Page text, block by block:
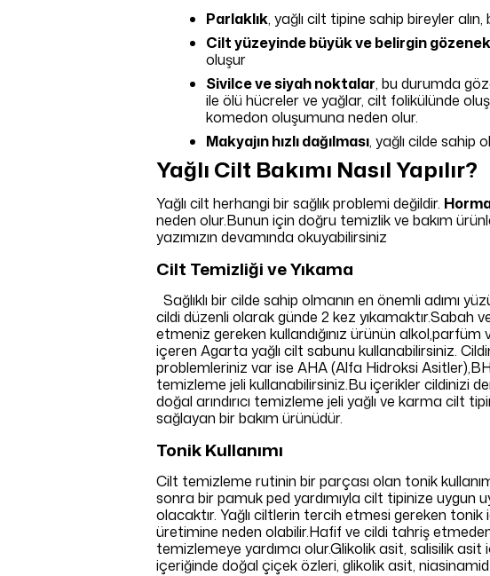
Parlaklık, yağlı cilt tipine sahip bireyler
Cilt yüzeyinde büyük ve belirgin
oluşur
Sivilce ve siyah noktalar, bu durumda
ile ölü hücreler ve yağlar, cilt folikülünde
komedon oluşumuna neden olur.
Makyajın hızlı dağılması, yağlı cilde sahip
Yağlı Cilt Bakımı Nasıl Yapılır?
Yağlı cilt herhangi bir sağlık problemi değildir.
neden olur.Bunun için doğru temizlik ve bakım
yazımızın devamında okuyabilirsiniz
Cilt Temizliği ve Yıkama
Sağlıklı bir cilde sahip olmanın en önemli adımı
cildi düzenli olarak günde 2 kez yıkamaktır.Sabah
etmeniz gereken kullandığınız ürünün
içeren Agarta yağlı cilt sabunu kullanabilirsiniz.
problemleriniz var ise AHA (Alfa Hidroksi
temizleme jeli kullanabilirsiniz.Bu içerikler cildinizi
doğal arındırıcı temizleme jeli yağlı ve karma cilt
sağlayan bir bakım ürünüdür.
Tonik Kullanımı
Cilt temizleme rutinin bir parçası olan tonik
sonra bir pamuk ped yardımıyla cilt tipinize uygun
olacaktır. Yağlı ciltlerin tercih etmesi gereken
üretimine neden olabilir.Hafif ve cildi tahriş
temizlemeye yardımcı olur.Glikolik asit, salisilik
içeriğinde doğal çiçek özleri, glikolik asit,